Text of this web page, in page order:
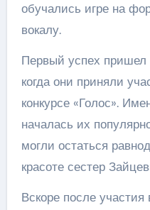
обучались игре на
вокалу.
Первый успех пришел
когда они приняли
конкурсе «Голос».
началась их
могли остаться
красоте сестер
Вскоре после